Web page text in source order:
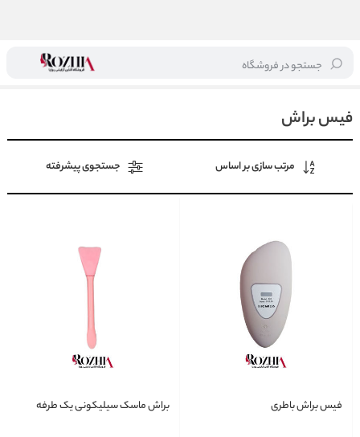
جستجو در فروشگاه خانه / اکسسوری/ فیس براش
فیس براش
مرتب سازی بر اساس جستجوی پیشرفته
فیس براش باطری براش ماسک سیلیکونی یک طرفه